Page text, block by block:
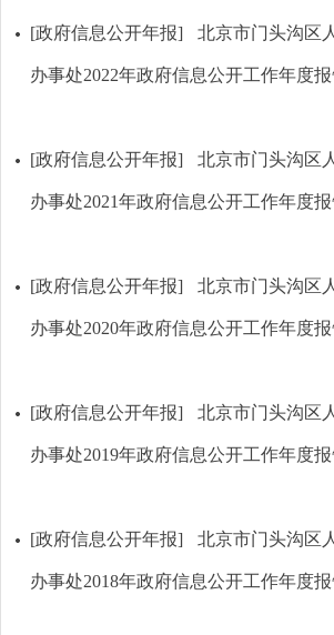
[政府信息公开年报] 北京市门头沟区
办事处2022年政府信息公开工作年度
[政府信息公开年报] 北京市门头沟区
办事处2021年政府信息公开工作年度
[政府信息公开年报] 北京市门头沟区
办事处2020年政府信息公开工作年度
[政府信息公开年报] 北京市门头沟区
办事处2019年政府信息公开工作年度
[政府信息公开年报] 北京市门头沟区
办事处2018年政府信息公开工作年度